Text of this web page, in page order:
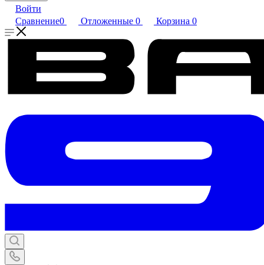
Войти
Сравнение0 Отложенные 0 Корзина 0